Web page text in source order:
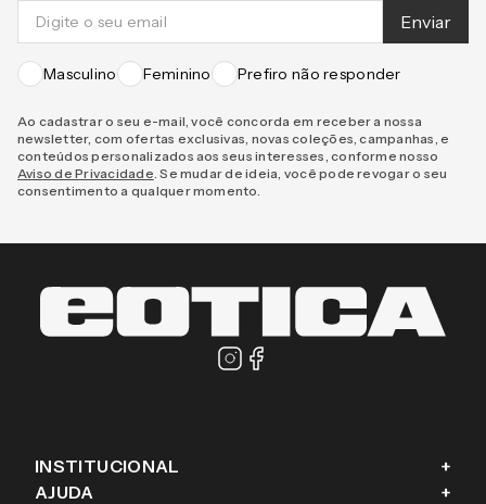
Enviar
Masculino Feminino Prefiro não responder
Ao cadastrar o seu e-mail, você concorda em receber a nossa
newsletter, com ofertas exclusivas, novas coleções, campanhas, e
conteúdos personalizados aos seus interesses, conforme nosso
Aviso de Privacidade . Se mudar de ideia, você pode revogar o seu
consentimento a qualquer momento.
INSTITUCIONAL +
AJUDA +